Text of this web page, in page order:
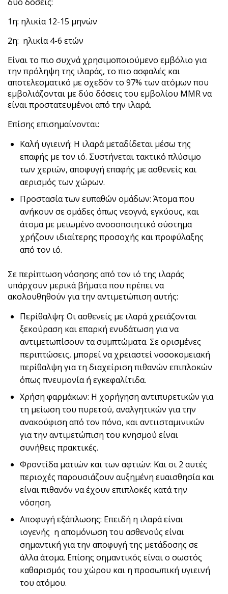
1η: ηλικία 12-15 μηνών
2η: ηλικία 4-6 ετών
Είναι το πιο συχνά χρησιμοποιούμενο εμβόλιο για
την πρόληψη της ιλαράς, το πιο ασφαλές και
αποτελεσματικό με σχεδόν το 97% των ατόμων που
εμβολιάζονται με δύο δόσεις του εμβολίου MMR να
είναι προστατευμένοι από την ιλαρά.
Επίσης επισημαίνονται:
Καλή υγιεινή: Η ιλαρά μεταδίδεται μέσω της
επαφής με τον ιό. Συστήνεται τακτικό πλύσιμο
των χεριών, αποφυγή επαφής με ασθενείς και
αερισμός των χώρων.
Προστασία των ευπαθών ομάδων: Άτομα που
ανήκουν σε ομάδες όπως νεογνά, εγκύους, και
άτομα με μειωμένο ανοσοποιητικό σύστημα
χρήζουν ιδιαίτερης προσοχής και προφύλαξης
από τον ιό.
Σε περίπτωση νόσησης από τον ιό της ιλαράς
υπάρχουν μερικά βήματα που πρέπει να
ακολουθηθούν για την αντιμετώπιση αυτής:
Περίθαλψη: Οι ασθενείς με ιλαρά χρειάζονται
ξεκούραση και επαρκή ενυδάτωση για να
αντιμετωπίσουν τα συμπτώματα. Σε ορισμένες
περιπτώσεις, μπορεί να χρειαστεί νοσοκομειακή
περίθαλψη για τη διαχείριση πιθανών επιπλοκών
όπως πνευμονία ή εγκεφαλίτιδα.
Χρήση φαρμάκων: Η χορήγηση αντιπυρετικών για
τη μείωση του πυρετού, αναλγητικών για την
ανακούφιση από τον πόνο, και αντιισταμινικών
για την αντιμετώπιση του κνησμού είναι
συνήθεις πρακτικές.
Φροντίδα ματιών και των αφτιών: Και οι 2 αυτές
περιοχές παρουσιάζουν αυξημένη ευαισθησία και
είναι πιθανόν να έχουν επιπλοκές κατά την
νόσηση.
Αποφυγή εξάπλωσης: Επειδή η ιλαρά είναι
ιογενής η απομόνωση του ασθενούς είναι
σημαντική για την αποφυγή της μετάδοσης σε
άλλα άτομα. Επίσης σημαντικός είναι ο σωστός
καθαρισμός του χώρου και η προσωπική υγιεινή
του ατόμου.